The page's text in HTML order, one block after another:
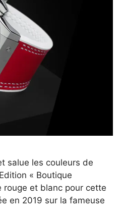
salue les couleurs de
« Boutique
rouge et blanc pour cette
en 2019 sur la fameuse